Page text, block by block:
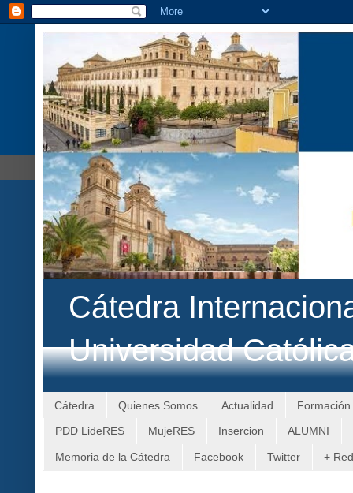
Cátedra
Universidad
Cátedra Quienes Somos Actualidad Formación
PDD LideRES MujeRES Insercion ALUMNI
Memoria de la Cátedra Facebook Twitter +